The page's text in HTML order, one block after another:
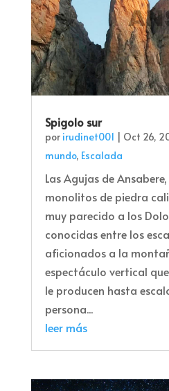
Spigolo sur
por irudinet001 | Oct 26,
mundo, Escalada
Las Agujas de
monolitos de piedra
muy parecido a los
conocidas entre los
aficionados a la
espectáculo vertical
le producen hasta
persona...
leer más